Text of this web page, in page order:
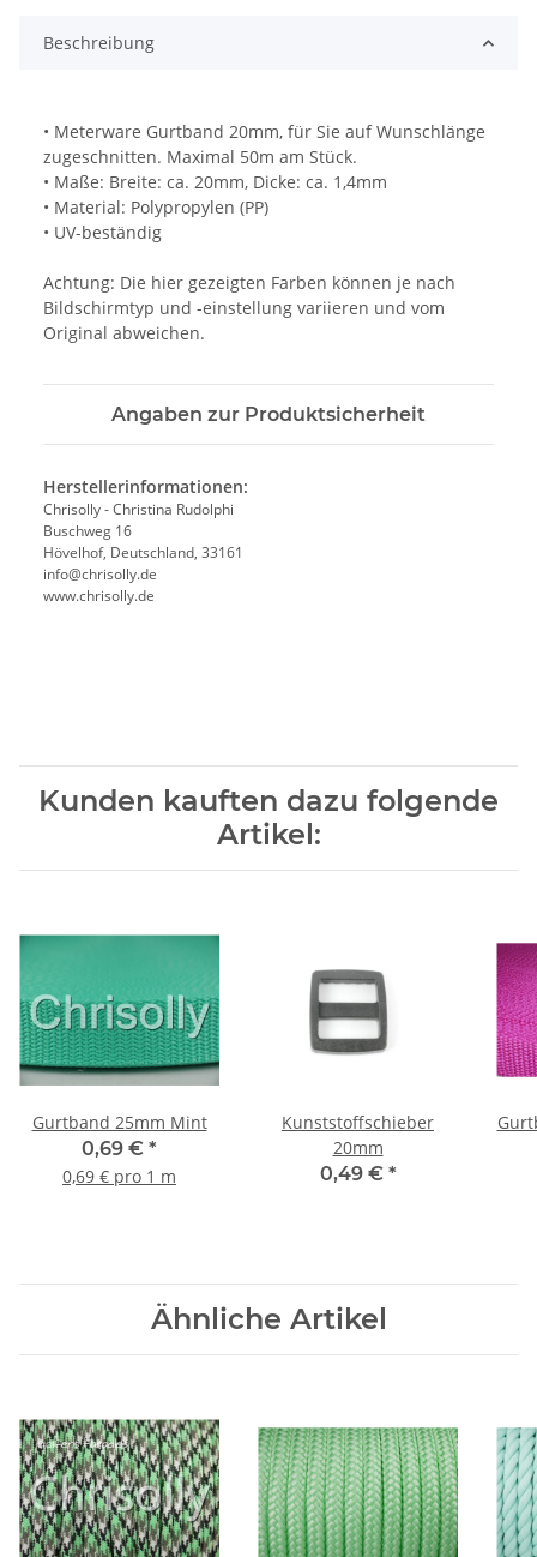
Beschreibung
• Meterware Gurtband 20mm, für Sie auf Wunschlänge
zugeschnitten. Maximal 50m am Stück.
• Maße: Breite: ca. 20mm, Dicke: ca. 1,4mm
• Material: Polypropylen (PP)
• UV-beständig
Achtung: Die hier gezeigten Farben können je nach
Bildschirmtyp und -einstellung variieren und vom
Original abweichen.
Angaben zur Produktsicherheit
Herstellerinformationen:
Chrisolly - Christina Rudolphi
Buschweg 16
Hövelhof, Deutschland, 33161
info@chrisolly.de
www.chrisolly.de
Kunden kauften dazu folgende
Artikel:
Gurtband 25mm Mint
0,69 € *
0,69 € pro 1 m
Kunststoffschieber
20mm
0,49 € *
Ähnliche Artikel